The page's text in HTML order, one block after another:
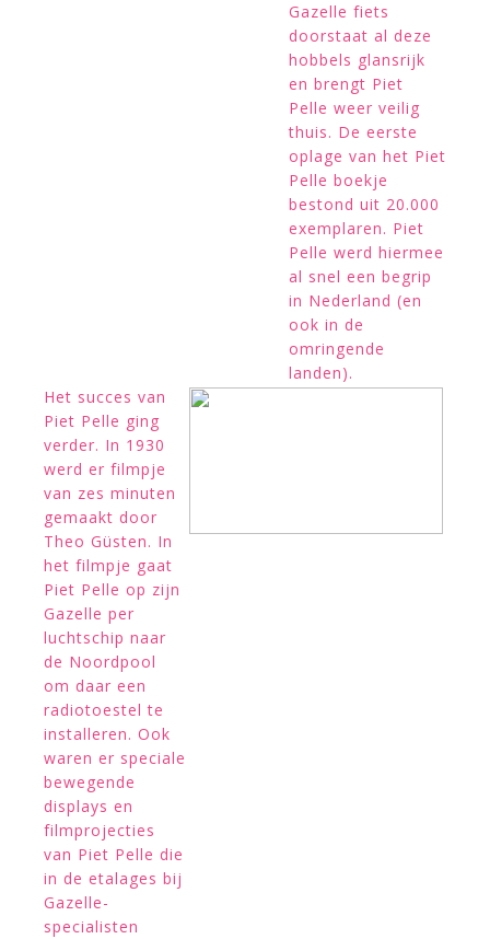
Gazelle fiets
doorstaat al deze
hobbels glansrijk
en brengt Piet
Pelle weer veilig
thuis. De eerste
oplage van het Piet
Pelle boekje
bestond uit 20.000
exemplaren. Piet
Pelle werd hiermee
al snel een begrip
in Nederland (en
ook in de
omringende
landen).
Het succes van
Piet Pelle ging
verder. In 1930
werd er filmpje
van zes minuten
gemaakt door
Theo Güsten. In
het filmpje gaat
Piet Pelle op zijn
Gazelle per
luchtschip naar
de Noordpool
om daar een
radiotoestel te
installeren. Ook
waren er speciale
bewegende
displays en
filmprojecties
van Piet Pelle die
in de etalages bij
Gazelle-
specialisten